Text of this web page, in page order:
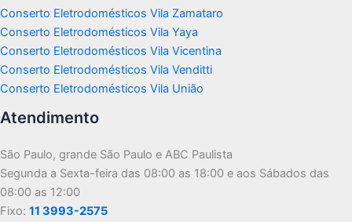
Conserto Eletrodomésticos Vila Zamataro
Conserto Eletrodomésticos Vila Yaya
Conserto Eletrodomésticos Vila Vicentina
Conserto Eletrodomésticos Vila Venditti
Conserto Eletrodomésticos Vila União
Atendimento
São Paulo, grande São Paulo e ABC Paulista
Segunda a Sexta-feira das 08:00 as 18:00 e aos Sábados das
08:00 as 12:00
Fixo: 11 3993-2575